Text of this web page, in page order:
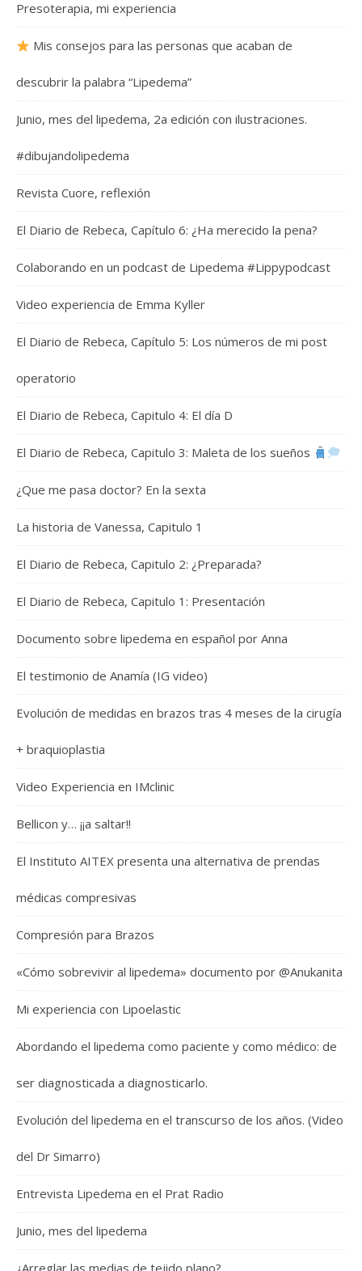
Presoterapia, mi experiencia
Mis consejos para las personas que acaban de
descubrir la palabra “Lipedema”
Junio, mes del lipedema, 2a edición con ilustraciones.
#dibujandolipedema
Revista Cuore, reflexión
El Diario de Rebeca, Capítulo 6: ¿Ha merecido la pena?
Colaborando en un podcast de Lipedema #Lippypodcast
Video experiencia de Emma Kyller
El Diario de Rebeca, Capítulo 5: Los números de mi post
operatorio
El Diario de Rebeca, Capitulo 4: El día D
El Diario de Rebeca, Capitulo 3: Maleta de los sueños
¿Que me pasa doctor? En la sexta
La historia de Vanessa, Capitulo 1
El Diario de Rebeca, Capitulo 2: ¿Preparada?
El Diario de Rebeca, Capitulo 1: Presentación
Documento sobre lipedema en español por Anna
El testimonio de Anamía (IG video)
Evolución de medidas en brazos tras 4 meses de la cirugía
+ braquioplastia
Video Experiencia en IMclinic
Bellicon y… ¡¡a saltar!!
El Instituto AITEX presenta una alternativa de prendas
médicas compresivas
Compresión para Brazos
«Cómo sobrevivir al lipedema» documento por @Anukanita
Mi experiencia con Lipoelastic
Abordando el lipedema como paciente y como médico: de
ser diagnosticada a diagnosticarlo.
Evolución del lipedema en el transcurso de los años. (Video
del Dr Simarro)
Entrevista Lipedema en el Prat Radio
Junio, mes del lipedema